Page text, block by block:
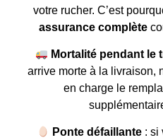
votre rucher. C’est
assurance complète
Mortalité pendant le
arrive morte à la livraison,
en charge le
Ponte défaillante : si